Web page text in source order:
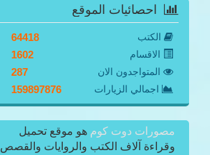
احصائيات الموقع
الكتب 64418
الاقسام 1602
المتواجدون الان 287
اجمالي الزيارات 159897876
مصورات دوت كوم هو موقع تحميل
وقراءة آلاف الكتب والروايات والقصص